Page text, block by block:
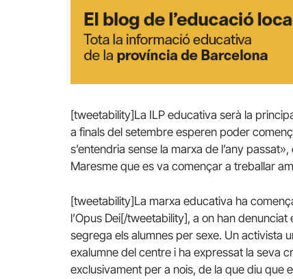
[tweetability]La ILP educativa serà la
a finals del setembre esperen poder
s’entendria sense la marxa de l’any
Maresme que es va començar a treballar
[tweetability]La marxa educativa ha
l’Opus Dei[/tweetability], a on han
segrega els alumnes per sexe. Un activista
exalumne del centre i ha expressat la seva
exclusivament per a nois, de la que diu que